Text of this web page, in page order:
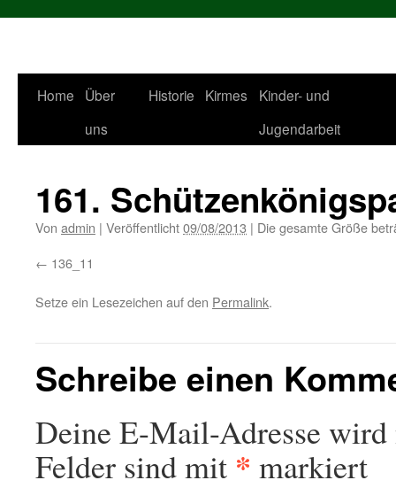
Zum
Home
Über
uns
Historie Kirmes
Kinder- und
Jugendarbeit
161.
Von admin | Veröffentlicht09/08/2013 | Die gesamte Größe
136_11
Setze ein Lesezeichen auf den Permalink.
Schreibe einen
Deine E-Mail-Adresse
Felder sind mit * markiert